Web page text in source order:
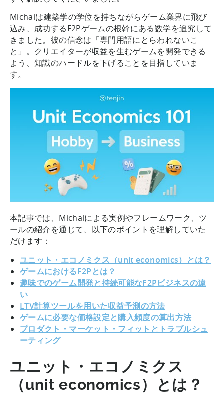
Michalは建築学の学位を持ちながらゲーム業界に飛び
込み、成功するF2Pゲームの根幹にある数学を追究して
きました。彼の信念は「専門用語にとらわれないこ
と」。クリエイターが収益を生むゲームを開発できる
よう、知識のハードルを下げることを目指していま
す。
本記事では、Michalによる実例やフレームワーク、ツ
ールの紹介を通じて、以下のポイントを理解していた
だけます：
ユニット・エコノミクス（unit economics）とは？
ゲームにおけるF2Pとは？
趣味でのゲーム開発と持続可能なF2Pビジネスの違
い
LTV計算ツールを用いた収益予測の方法
ゲームに必要な価格設定と購入頻度の算出方法
プロダクト・マーケット・フィットとトラブルシュ
ーティング
ユニット・エコノミクス
（unit economics）とは？